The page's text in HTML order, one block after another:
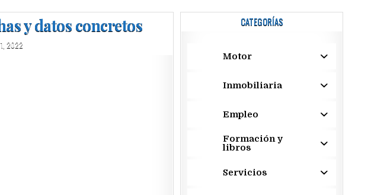
y datos concretos
1, 2022
CATEGORÍAS
Motor
Inmobiliaria
Empleo
Formación y
libros
Servicios